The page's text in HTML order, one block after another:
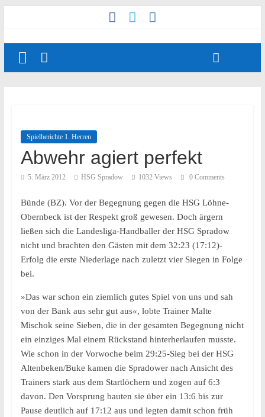
Spielberichte 1. Herren
Abwehr agiert perfekt
5. März 2012 HSG Spradow 1032 Views 0 Comments
Bünde (BZ). Vor der Begegnung gegen die HSG Löhne-
Obernbeck ist der Respekt groß gewesen. Doch ärgern
ließen sich die Landesliga-Handballer der HSG Spradow
nicht und brachten den Gästen mit dem 32:23 (17:12)-
Erfolg die erste Niederlage nach zuletzt vier Siegen in Folge
bei.
»Das war schon ein ziemlich gutes Spiel von uns und sah
von der Bank aus sehr gut aus«, lobte Trainer Malte
Mischok seine Sieben, die in der gesamten Begegnung nicht
ein einziges Mal einem Rückstand hinterherlaufen musste.
Wie schon in der Vorwoche beim 29:25-Sieg bei der HSG
Altenbeken/Buke kamen die Spradower nach Ansicht des
Trainers stark aus dem Startlöchern und zogen auf 6:3
davon. Den Vorsprung bauten sie über ein 13:6 bis zur
Pause deutlich auf 17:12 aus und legten damit schon früh